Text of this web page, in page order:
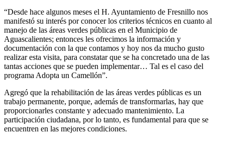
“Desde hace algunos meses el H. Ayuntamiento de Fresnillo nos
manifestó su interés por conocer los criterios técnicos en cuanto al
manejo de las áreas verdes públicas en el Municipio de
Aguascalientes; entonces les ofrecimos la información y
documentación con la que contamos y hoy nos da mucho gusto
realizar esta visita, para constatar que se ha concretado una de las
tantas acciones que se pueden implementar… Tal es el caso del
programa Adopta un Camellón”.
Agregó que la rehabilitación de las áreas verdes públicas es un
trabajo permanente, porque, además de transformarlas, hay que
proporcionarles constante y adecuado mantenimiento. La
participación ciudadana, por lo tanto, es fundamental para que se
encuentren en las mejores condiciones.